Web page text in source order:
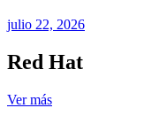
julio 22, 2026
Red Hat
Ver más